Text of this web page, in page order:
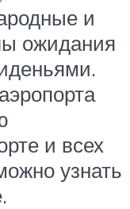
и
ожидания
и всех
узнать